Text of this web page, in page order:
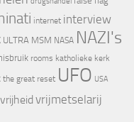
internet interview
ULTRA MSM NASA NAZI's
rooms katholieke kerk
the great reset UFO USA
vrijheid vrijmetselarij